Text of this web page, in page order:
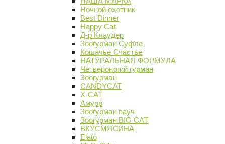
Ночной охотник
Best Dinner
Happy Cat
Д-р Клаудер
Зоогурман Суфле
Кошачье Счастье
НАТУРАЛЬНАЯ ФОРМУЛА
Четвероногий гурман
Зоогурман
CANDYCAT
X-CAT
Амурр
Зоогурман пауч
Зоогурман BIG CAT
ВКУСМЯСИНА
Elato